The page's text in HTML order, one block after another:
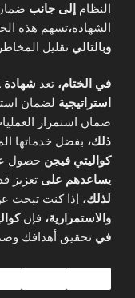
النظام إلى جانب ضمان
الشهادة،تسهم هذه
وبالتالي تقليل
في الختام، تعد شهادة ISO 22301
استراتيجية لضمان
ضمان استمرار
ذلك، بفضل خدماتها
كواليتي فيجن حصول
يساعدهم على تعزيز
لذلك، إذا كنت تبحث
والاستمرارية، فإن
في تحقيق أهدافك